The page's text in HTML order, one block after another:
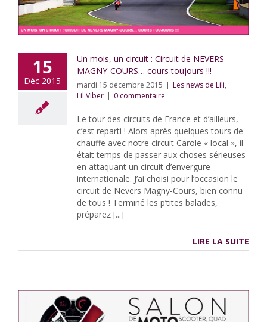
15
Déc 2015
Un mois, un circuit : Circuit de NEVERS
MAGNY-COURS… cours toujours !!!
mardi 15 décembre 2015 | Les news de Lili,
Lil'Viber | 0 commentaire
Le tour des circuits de France et d’ailleurs,
c’est reparti ! Alors après quelques tours de
chauffe avec notre circuit Carole « local », il
était temps de passer aux choses sérieuses
en attaquant un circuit d’envergure
internationale. J’ai choisi pour l’occasion le
circuit de Nevers Magny-Cours, bien connu
de tous ! Terminé les p’tites balades,
préparez [...]
LIRE LA SUITE